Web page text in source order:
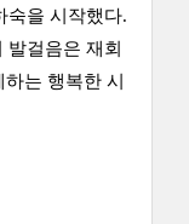
숙을 시작했다.
걸음은 재회
는 행복한 시